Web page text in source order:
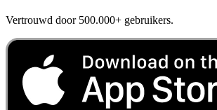
Vertrouwd door 500.000+ gebruikers.